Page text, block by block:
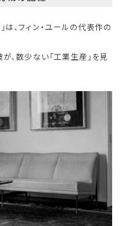
、フィン・ユールの代表作の
、数少ない「工業生産」を見